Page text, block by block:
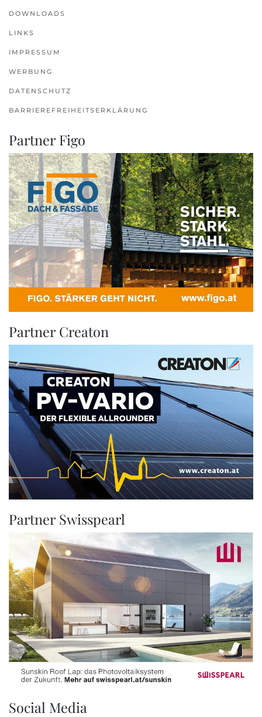
DOWNLOADS
LINKS
IMPRESSUM
WERBUNG
DATENSCHUTZ
BARRIEREFREIHEITSERKLÄRUNG
Partner Figo
Partner Creaton
Partner Swisspearl
Social Media